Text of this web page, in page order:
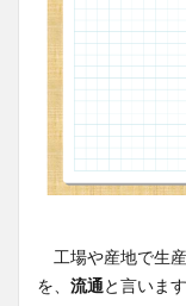
工場や産地で生
を、 流通と言いま